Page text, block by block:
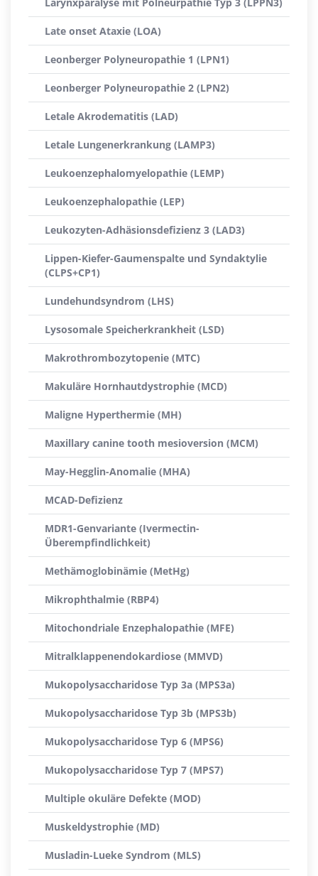
Late onset Ataxie (LOA)
Leonberger Polyneuropathie 1 (LPN1)
Leonberger Polyneuropathie 2 (LPN2)
Letale Akrodematitis (LAD)
Letale Lungenerkrankung (LAMP3)
Leukoenzephalomyelopathie (LEMP)
Leukoenzephalopathie (LEP)
Leukozyten-Adhäsionsdefizienz 3 (LAD3)
Lippen-Kiefer-Gaumenspalte und Syndaktylie
(CLPS+CP1)
Lundehundsyndrom (LHS)
Lysosomale Speicherkrankheit (LSD)
Makrothrombozytopenie (MTC)
Makuläre Hornhautdystrophie (MCD)
Maligne Hyperthermie (MH)
Maxillary canine tooth mesioversion (MCM)
May-Hegglin-Anomalie (MHA)
MCAD-Defizienz
MDR1-Genvariante (Ivermectin-
Überempfindlichkeit)
Methämoglobinämie (MetHg)
Mikrophthalmie (RBP4)
Mitochondriale Enzephalopathie (MFE)
Mitralklappenendokardiose (MMVD)
Mukopolysaccharidose Typ 3a (MPS3a)
Mukopolysaccharidose Typ 3b (MPS3b)
Mukopolysaccharidose Typ 6 (MPS6)
Mukopolysaccharidose Typ 7 (MPS7)
Multiple okuläre Defekte (MOD)
Muskeldystrophie (MD)
Musladin-Lueke Syndrom (MLS)